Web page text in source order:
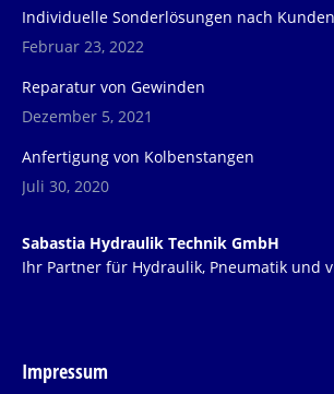
Individuelle Sonderlösungen nach
Februar 23, 2022
Reparatur von Gewinden
Dezember 5, 2021
Anfertigung von Kolbenstangen
Juli 30, 2020
Sabastia Hydraulik Technik GmbH
Ihr Partner für Hydraulik, Pneumatik und
Impressum